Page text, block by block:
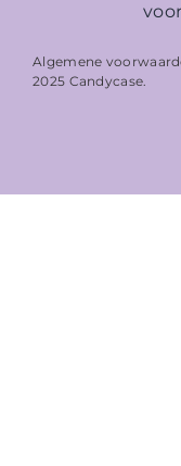
Algemene
2025 Candycase